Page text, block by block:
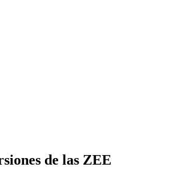
de las ZEE